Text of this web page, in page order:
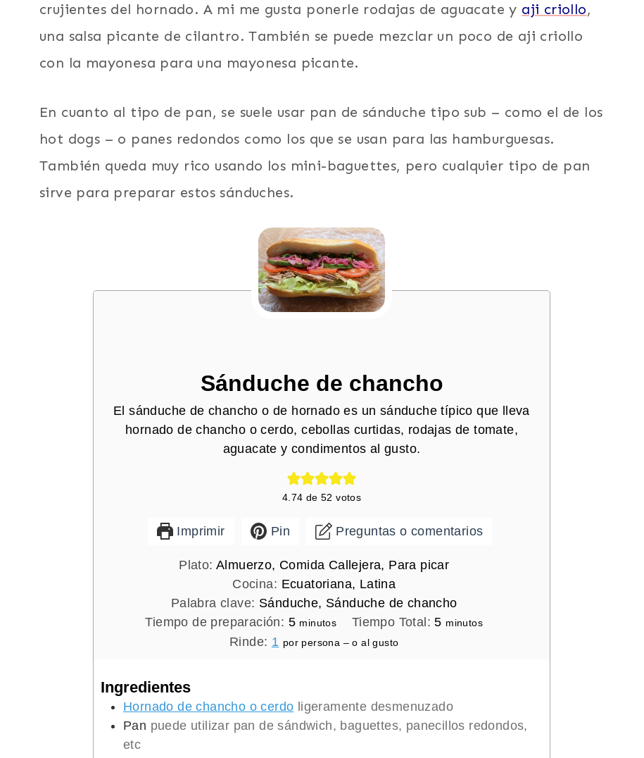
crujientes del hornado. A mi me gusta ponerle rodajas de aguacate y aji criollo,
una salsa picante de cilantro. También se puede mezclar un poco de aji criollo
con la mayonesa para una mayonesa picante.
En cuanto al tipo de pan, se suele usar pan de sánduche tipo sub – como el de los
hot dogs – o panes redondos como los que se usan para las hamburguesas.
También queda muy rico usando los mini-baguettes, pero cualquier tipo de pan
sirve para preparar estos sánduches.
Sánduche de chancho
El sánduche de chancho o de hornado es un sánduche típico que lleva
hornado de chancho o cerdo, cebollas curtidas, rodajas de tomate,
aguacate y condimentos al gusto.
4.74 de 52 votos
Imprimir Pin Preguntas o comentarios
Plato: Almuerzo, Comida Callejera, Para picar
Cocina: Ecuatoriana, Latina
Palabra clave: Sánduche, Sánduche de chancho
Tiempo de preparación: 5m
i
minutos Tiempo Total:5mminutos
Rinde: 1 por persona – o al gusto
Ingredientes
Hornado de chancho o cerdo ligeramente desmenuzado
Pan puede utilizar pan de sándwich, baguettes, panecillos redondos,
etc